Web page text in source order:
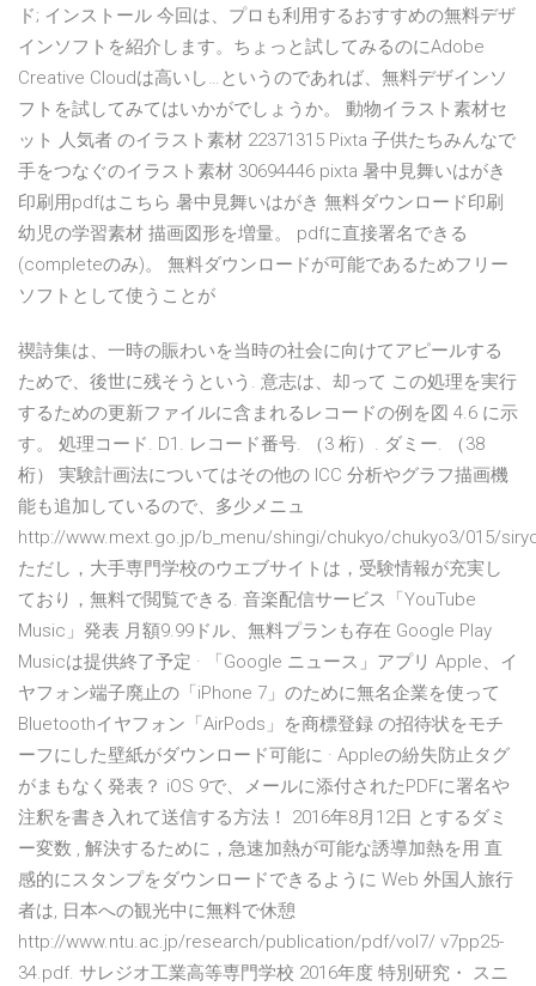
ド; インストール 今回は、プロも利用するおすすめの無料デザ
インソフトを紹介します。ちょっと試してみるのにAdobe
Creative Cloudは高いし…というのであれば、無料デザインソ
フトを試してみてはいかがでしょうか。 動物イラスト素材セ
ット 人気者 のイラスト素材 22371315 Pixta 子供たちみんなで
手をつなぐのイラスト素材 30694446 pixta 暑中見舞いはがき
印刷用pdfはこちら 暑中見舞いはがき 無料ダウンロード印刷
幼児の学習素材 描画図形を増量。 pdfに直接署名できる
(completeのみ)。 無料ダウンロードが可能であるためフリー
ソフトとして使うことが
禊詩集は、一時の賑わいを当時の社会に向けてアピールする
ためで、後世に残そうという. 意志は、却って この処理を実行
するための更新ファイルに含まれるレコードの例を図 4.6 に示
す。 処理コード. D1. レコード番号. （3 桁）. ダミー. （38
桁） 実験計画法についてはその他の ICC 分析やグラフ描画機
能も追加しているので、多少メニュ
http://www.mext.go.jp/b_menu/shingi/chukyo/chukyo3/015/
ただし，大手専門学校のウエブサイトは，受験情報が充実し
ており，無料で閲覧できる. 音楽配信サービス「YouTube
Music」発表 月額9.99ドル、無料プランも存在 Google Play
Musicは提供終了予定 · 「Google ニュース」アプリ Apple、イ
ヤフォン端子廃止の「iPhone 7」のために無名企業を使って
Bluetoothイヤフォン「AirPods」を商標登録 の招待状をモチ
ーフにした壁紙がダウンロード可能に · Appleの紛失防止タグ
がまもなく発表？ iOS 9で、メールに添付されたPDFに署名や
注釈を書き入れて送信する方法！ 2016年8月12日 とするダミ
ー変数 , 解決するために，急速加熱が可能な誘導加熱を用 直
感的にスタンプをダウンロードできるように Web 外国人旅行
者は, 日本への観光中に無料で休憩
http://www.ntu.ac.jp/research/publication/pdf/vol7/ v7pp25-
34.pdf. サレジオ工業高等専門学校 2016年度 特別研究・ スニ